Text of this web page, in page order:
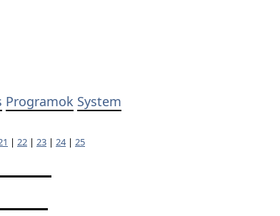
Programok System
| 22 | 23 | 24| 25